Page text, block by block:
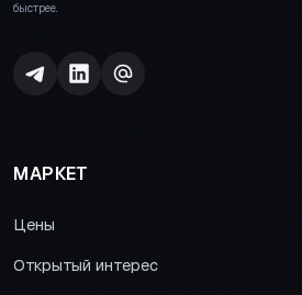
быстрее.
МАРКЕТ
Цены
Открытый интерес